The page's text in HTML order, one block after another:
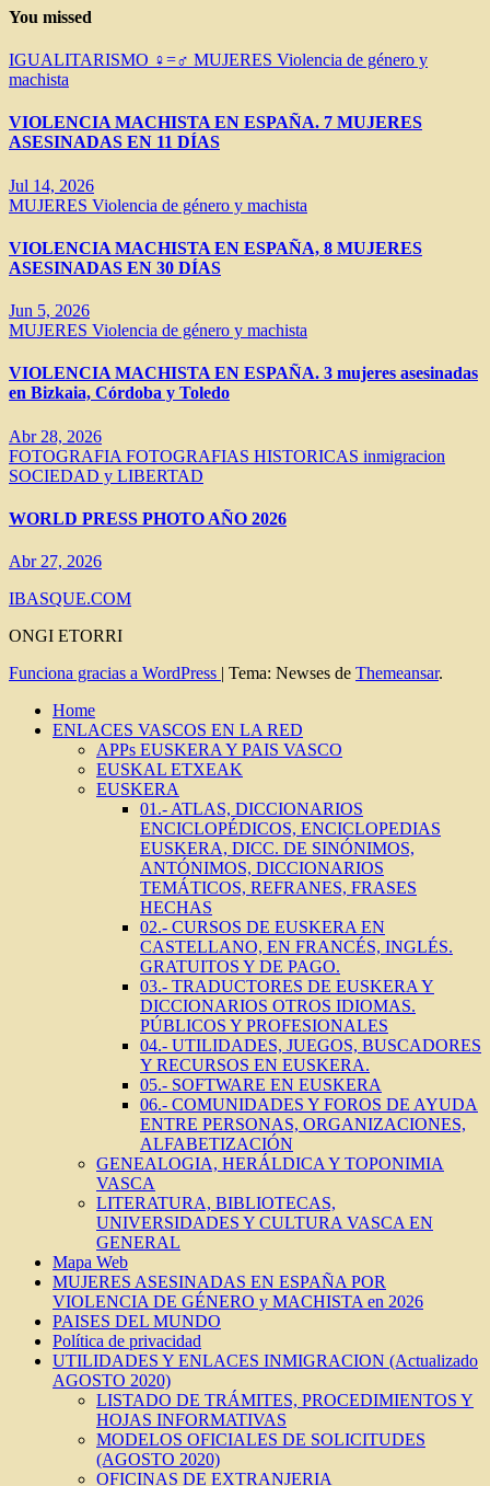
You missed
IGUALITARISMO ♀=♂ MUJERES Violencia de género y
machista
VIOLENCIA MACHISTA EN ESPAÑA. 7 MUJERES
ASESINADAS EN 11 DÍAS
Jul 14, 2026
MUJERES Violencia de género y machista
VIOLENCIA MACHISTA EN ESPAÑA, 8 MUJERES
ASESINADAS EN 30 DÍAS
Jun 5, 2026
MUJERES Violencia de género y machista
VIOLENCIA MACHISTA EN ESPAÑA. 3 mujeres asesinadas
en Bizkaia, Córdoba y Toledo
Abr 28, 2026
FOTOGRAFIA FOTOGRAFIAS HISTORICAS inmigracion
SOCIEDAD y LIBERTAD
WORLD PRESS PHOTO AÑO 2026
Abr 27, 2026
IBASQUE.COM
ONGI ETORRI
Funciona gracias a WordPress | Tema: Newses de Themeansar.
Home
ENLACES VASCOS EN LA RED
APPs EUSKERA Y PAIS VASCO
EUSKAL ETXEAK
EUSKERA
01.- ATLAS, DICCIONARIOS
ENCICLOPÉDICOS, ENCICLOPEDIAS
EUSKERA, DICC. DE SINÓNIMOS,
ANTÓNIMOS, DICCIONARIOS
TEMÁTICOS, REFRANES, FRASES
HECHAS
02.- CURSOS DE EUSKERA EN
CASTELLANO, EN FRANCÉS, INGLÉS.
GRATUITOS Y DE PAGO.
03.- TRADUCTORES DE EUSKERA Y
DICCIONARIOS OTROS IDIOMAS.
PÚBLICOS Y PROFESIONALES
04.- UTILIDADES, JUEGOS, BUSCADORES
Y RECURSOS EN EUSKERA.
05.- SOFTWARE EN EUSKERA
06.- COMUNIDADES Y FOROS DE AYUDA
ENTRE PERSONAS, ORGANIZACIONES,
ALFABETIZACIÓN
GENEALOGIA, HERÁLDICA Y TOPONIMIA
VASCA
LITERATURA, BIBLIOTECAS,
UNIVERSIDADES Y CULTURA VASCA EN
GENERAL
Mapa Web
MUJERES ASESINADAS EN ESPAÑA POR
VIOLENCIA DE GÉNERO y MACHISTA en 2026
PAISES DEL MUNDO
Política de privacidad
UTILIDADES Y ENLACES INMIGRACION (Actualizado
AGOSTO 2020)
LISTADO DE TRÁMITES, PROCEDIMIENTOS Y
HOJAS INFORMATIVAS
MODELOS OFICIALES DE SOLICITUDES
(AGOSTO 2020)
OFICINAS DE EXTRANJERIA